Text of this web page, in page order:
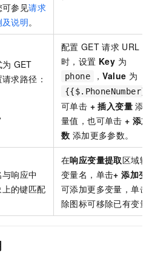
参见请求
说明。
GET
求路径：
配置 GET 请求 URL
时，设置 Key 为
phone ，Value 为
{{$.PhoneNumber}}
可单击 + 插入变量 添
量值，也可单击+ 添
数 添加更多参数。
响应中
上的键匹配
在响应变量提取区域输
变量名，单击+ 添加变
可添加更多变量，单击
除图标可移除已有变量